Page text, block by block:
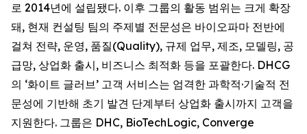
로 2014년에 설립됐다. 이후 그룹의 활동 범위는 크게 확장
돼, 현재 컨설팅 팀의 주제별 전문성은 바이오파마 전반에
걸쳐 전략, 운영, 품질(Quality), 규제 업무, 제조, 모델링, 공
급망, 상업화 출시, 비즈니스 최적화 등을 포괄한다. DHCG
의 ‘화이트 글러브’ 고객 서비스는 엄격한 과학적·기술적 전
문성에 기반해 초기 발견 단계부터 상업화 출시까지 고객을
지원한다. 그룹은 DHC, BioTechLogic, Converge